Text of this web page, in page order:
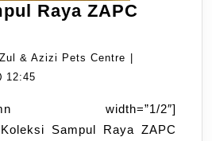
Raya ZAPC
2017
Zul & Azizi Pets Centre Zul
Pets
Centre
12:45
width=”1/2″]
Sampul Raya ZAPC